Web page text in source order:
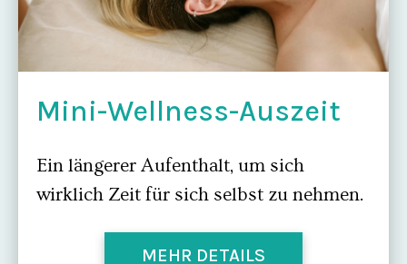
Mini-Wellness-Auszeit
Ein längerer Aufenthalt, um sich
wirklich Zeit für sich selbst zu nehmen.
MEHR DETAILS